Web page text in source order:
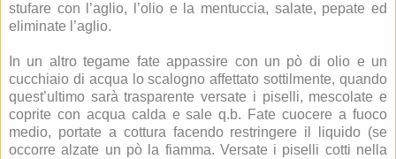
stufare con l’aglio, l’olio e la mentuccia, salate, pepate ed
eliminate l’aglio.
In un altro tegame fate appassire con un pò di olio e un
cucchiaio di acqua lo scalogno affettato sottilmente, quando
quest’ultimo sarà trasparente versate i piselli, mescolate e
coprite con acqua calda e sale q.b. Fate cuocere a fuoco
medio, portate a cottura facendo restringere il liquido (se
occorre alzate un pò la fiamma. Versate i piselli cotti nella